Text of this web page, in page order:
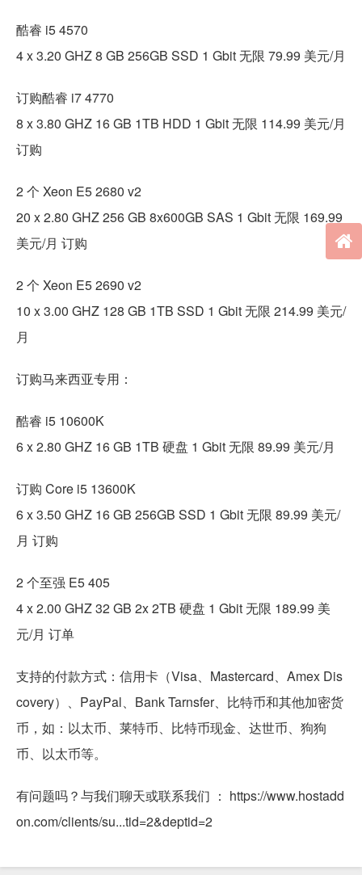
酷睿 i5 4570
4 x 3.20 GHZ 8 GB 256GB SSD 1 Gbit 无限 79.99 美元/月
订购酷睿 i7 4770
8 x 3.80 GHZ 16 GB 1TB HDD 1 Gbit 无限 114.99 美元/月
订购
2 个 Xeon E5 2680 v2
20 x 2.80 GHZ 256 GB 8x600GB SAS 1 Gbit 无限 169.99
美元/月 订购
2 个 Xeon E5 2690 v2
10 x 3.00 GHZ 128 GB 1TB SSD 1 Gbit 无限 214.99 美元/
月
订购马来西亚专用：
酷睿 i5 10600K
6 x 2.80 GHZ 16 GB 1TB 硬盘 1 Gbit 无限 89.99 美元/月
订购 Core i5 13600K
6 x 3.50 GHZ 16 GB 256GB SSD 1 Gbit 无限 89.99 美元/
月 订购
2 个至强 E5 405
4 x 2.00 GHZ 32 GB 2x 2TB 硬盘 1 Gbit 无限 189.99 美
元/月 订单
支持的付款方式：信用卡（Visa、Mastercard、Amex Dis
covery）、PayPal、Bank Tarnsfer、比特币和其他加密货
币，如：以太币、莱特币、比特币现金、达世币、狗狗
币、以太币等。
有问题吗？与我们聊天或联系我们 ： https://www.hostadd
on.com/clients/su...tid=2&deptid=2